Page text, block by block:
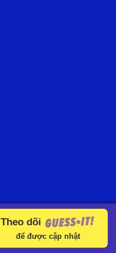
Theo dõi
để được cập nhật